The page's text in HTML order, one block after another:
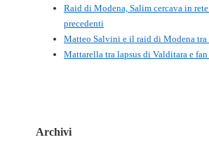
Raid di Modena, Salim cercava in
precedenti
Matteo Salvini e il raid di Modena
Mattarella tra lapsus di Valditara e
Archivi